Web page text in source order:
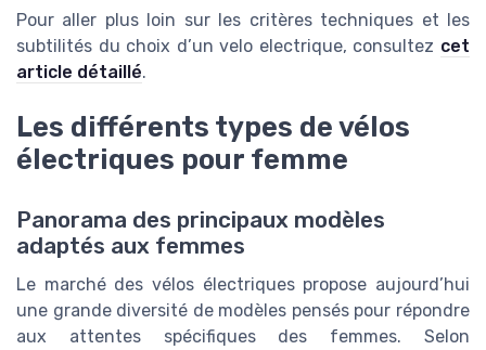
Pour aller plus loin sur les critères techniques et les
subtilités du choix d’un velo electrique, consultez cet
article détaillé.
Les différents types de vélos
électriques pour femme
Panorama des principaux modèles
adaptés aux femmes
Le marché des vélos électriques propose aujourd’hui
une grande diversité de modèles pensés pour répondre
aux attentes spécifiques des femmes. Selon